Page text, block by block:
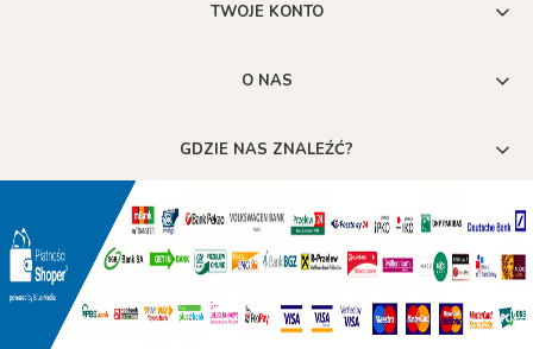
TWOJE KONTO
O NAS
GDZIE NAS ZNALEŹĆ?